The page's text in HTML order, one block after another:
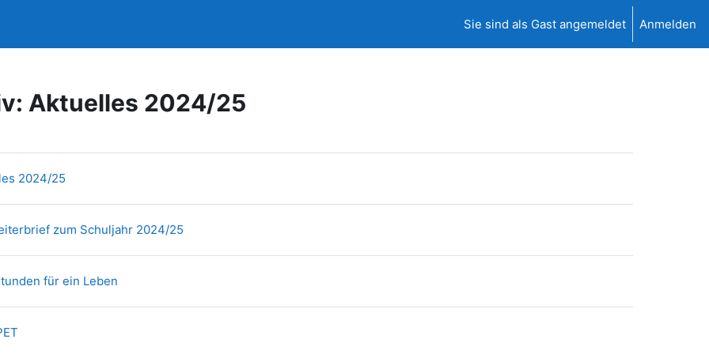
Sie sind als Gast angemeldet Anmelden
Aktuelles 2024/25
2024/25Textseite
zum Schuljahr 2024/25Textseite
für ein LebenTextseite
Textseite